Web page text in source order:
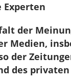
Experten
der
Medien,
der
des privaten